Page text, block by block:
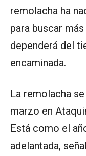
remolacha ha
para buscar
dependerá del
encaminada.
La remolacha
marzo en
Está como el
adelantada,